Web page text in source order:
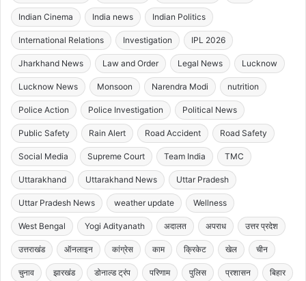
Indian Cinema India news Indian Politics
International Relations Investigation IPL 2026
Jharkhand News Law and Order Legal News Lucknow
Lucknow News Monsoon Narendra Modi nutrition
Police Action Police Investigation Political News
Public Safety Rain Alert Road Accident Road Safety
Social Media Supreme Court Team India TMC
Uttarakhand Uttarakhand News Uttar Pradesh
Uttar Pradesh News weather update Wellness
West Bengal Yogi Adityanath अदालत अपराध उत्तर प्रदेश
उत्तराखंड ऑनलाइन कांग्रेस काम क्रिकेट खेल चीन
चुनाव झारखंड डोनाल्ड ट्रंप परिणाम पुलिस प्रशासन बिहार